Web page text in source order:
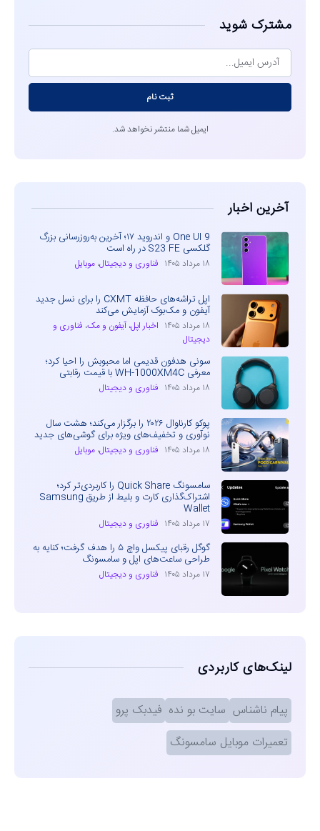
مشترک شوید
ثبت نام
ایمیل شما منتشر نخواهد شد.
آخرین اخبار
One UI 9 و اندروید ۱۷؛ آخرین به‌روزرسانی بزرگ
گلکسی S23 FE در راه است
۱۸ مرداد ۱۴۰۵ فناوری و دیجیتال، موبایل
اپل تراشه‌های حافظه CXMT را برای نسل جدید
آیفون و مک‌بوک آزمایش می‌کند
۱۸ مرداد ۱۴۰۵ اخبار اپل، آیفون و مک، فناوری و
دیجیتال
سونی هدفون قدیمی اما محبوبش را احیا کرد؛
معرفی WH-1000XM4C با قیمت رقابتی
۱۸ مرداد ۱۴۰۵ فناوری و دیجیتال
پوکو کارناوال ۲۰۲۶ را برگزار می‌کند؛ هشت سال
نوآوری و تخفیف‌های ویژه برای گوشی‌های جدید
۱۸ مرداد ۱۴۰۵ فناوری و دیجیتال، موبایل
سامسونگ Quick Share را کاربردی‌تر کرد؛
اشتراک‌گذاری کارت و بلیط از طریق Samsung
Wallet
۱۷ مرداد ۱۴۰۵ فناوری و دیجیتال
گوگل رقبای پیکسل واچ ۵ را هدف گرفت؛ کنایه به
طراحی ساعت‌های اپل و سامسونگ
۱۷ مرداد ۱۴۰۵ فناوری و دیجیتال
لینک‌های کاربردی
پیام ناشناس سایت بو نده فیدبک پرو
تعمیرات موبایل سامسونگ